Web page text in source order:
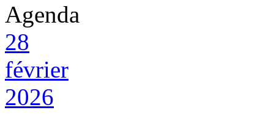
Agenda
28
février
2026